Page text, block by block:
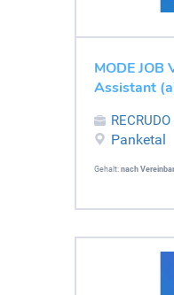
MODE JOB
Assistant
Panketal
Gehalt: nach